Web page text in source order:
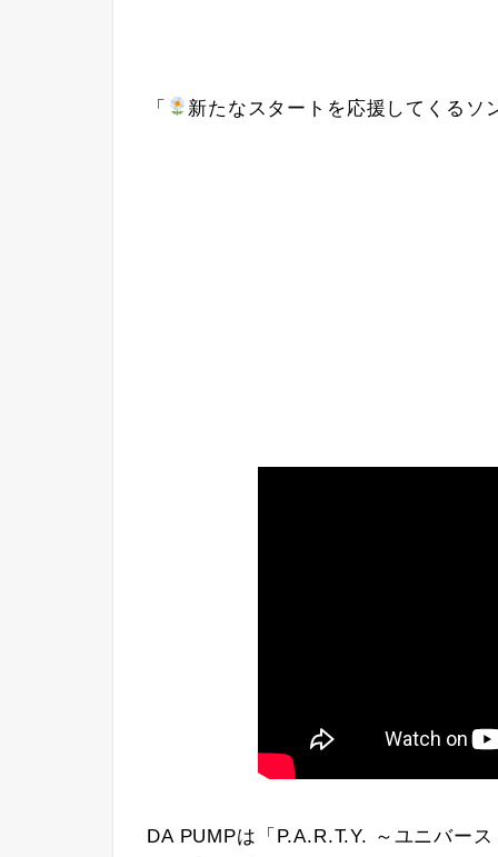
「 新たなスタートを応援してくるソ
DA PUMPは「P.A.R.T.Y. ～ユニバー